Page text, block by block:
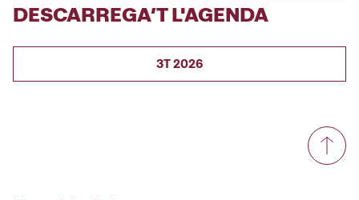
DESCARREGA’T L'AGENDA
3T 2026